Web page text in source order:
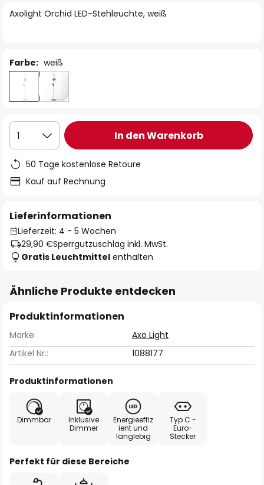
Axolight Orchid LED-Stehleuchte, weiß
Farbe: weiß
1 In den Warenkorb
50 Tage kostenlose Retoure
Kauf auf Rechnung
Lieferinformationen
Lieferzeit: 4 - 5 Wochen
29,90 €Sperrgutzuschlag inkl. MwSt.
Gratis Leuchtmittel enthalten
Ähnliche Produkte entdecken
Produktinformationen
Marke:
Axo Light
Artikel Nr.:
1088177
Produktinformationen
Dimmbar
Inklusive
Dimmer
Energieeffiz
ient und
langlebig
Typ C -
Euro-
Stecker
Perfekt für diese Bereiche